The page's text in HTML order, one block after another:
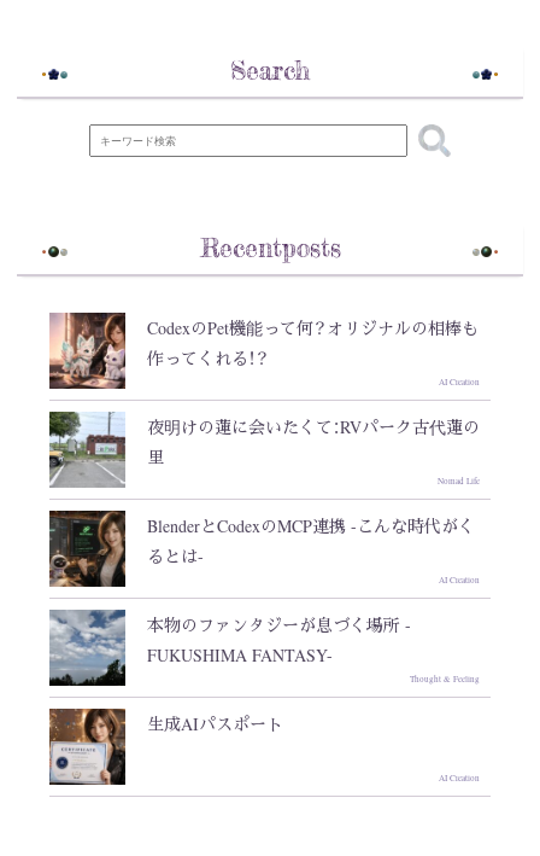
Search
Recentposts
CodexのPet機能って何？オリジナルの相棒も
作ってくれる！？
AI Creation
夜明けの蓮に会いたくて：RVパーク古代蓮の
里
Nomad Life
BlenderとCodexのMCP連携 -こんな時代がく
るとは-
AI Creation
本物のファンタジーが息づく場所 -
FUKUSHIMA FANTASY-
Thought & Feeling
生成AIパスポート
AI Creation